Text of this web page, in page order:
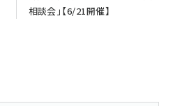
相談会」【6/21開催】